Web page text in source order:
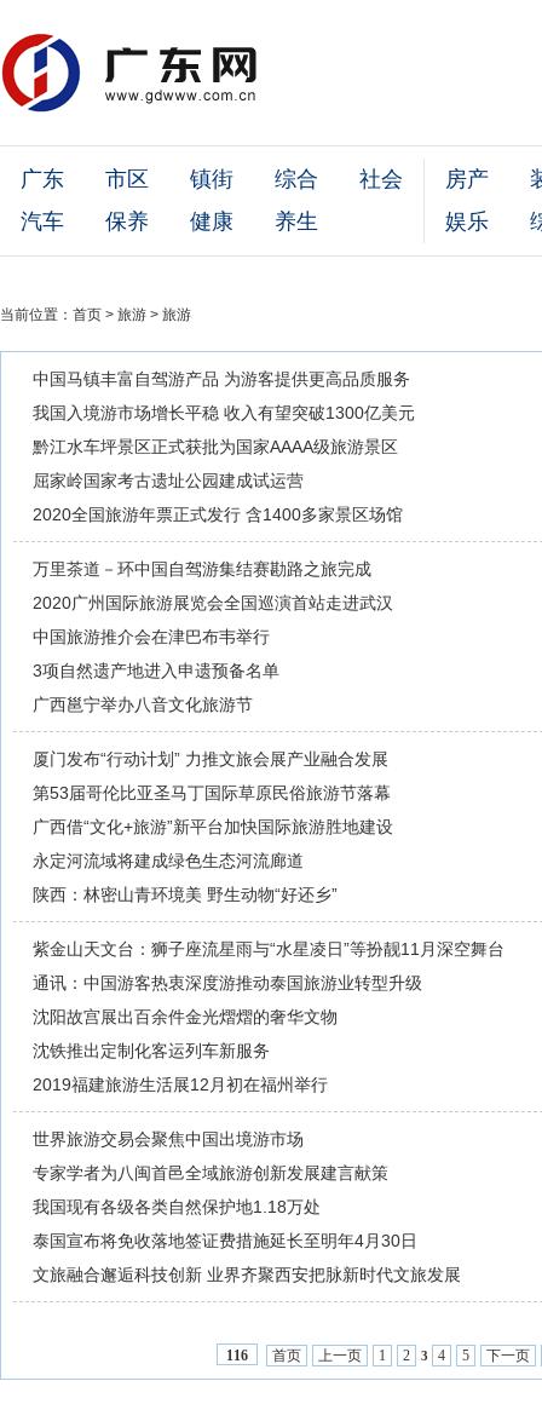
广东 市区 镇街 综合
社会
汽车
保养 健康 养生
房产
娱乐
当前位置： 首页 > 旅游 > 旅游
中国马镇丰富自驾游产品 为游客提供更高品质服务
我国入境游市场增长平稳 收入有望突破1300亿美元
黔江水车坪景区正式获批为国家AAAA级旅游景区
屈家岭国家考古遗址公园建成试运营
2020全国旅游年票正式发行 含1400多家景区场馆
万里茶道－环中国自驾游集结赛勘路之旅完成
2020广州国际旅游展览会全国巡演首站走进武汉
中国旅游推介会在津巴布韦举行
3项自然遗产地进入申遗预备名单
广西邕宁举办八音文化旅游节
厦门发布“行动计划” 力推文旅会展产业融合发展
第53届哥伦比亚圣马丁国际草原民俗旅游节落幕
广西借“文化+旅游”新平台加快国际旅游胜地建设
永定河流域将建成绿色生态河流廊道
陕西：林密山青环境美 野生动物“好还乡”
紫金山天文台：狮子座流星雨与“水星凌日”等扮靓11月深空舞台
通讯：中国游客热衷深度游推动泰国旅游业转型升级
沈阳故宫展出百余件金光熠熠的奢华文物
沈铁推出定制化客运列车新服务
2019福建旅游生活展12月初在福州举行
世界旅游交易会聚焦中国出境游市场
专家学者为八闽首邑全域旅游创新发展建言献策
我国现有各级各类自然保护地1.18万处
泰国宣布将免收落地签证费措施延长至明年4月30日
文旅融合邂逅科技创新 业界齐聚西安把脉新时代文旅发展
116 首页 上一页 1 2 3 4 5 下一页